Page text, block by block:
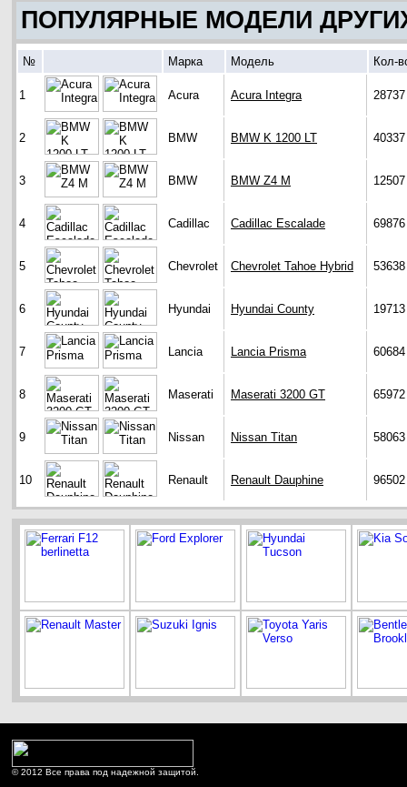
ПОПУЛЯРНЫЕ МОДЕЛИ
№ Марка Модель Кол-
1 Acura Acura Integra 28737
2 BMW BMW K 1200 LT 40337
3 BMW BMW Z4 M 12507
4 Cadillac Cadillac Escalade 69876
5 Chevrolet Chevrolet Tahoe Hybrid 53638
6 Hyundai Hyundai County 19713
7 Lancia Lancia Prisma 60684
8 Maserati Maserati 3200 GT 65972
9 Nissan Nissan Titan 58063
10 Renault Renault Dauphine 96502
© 2012 Все права под надежной защитой.